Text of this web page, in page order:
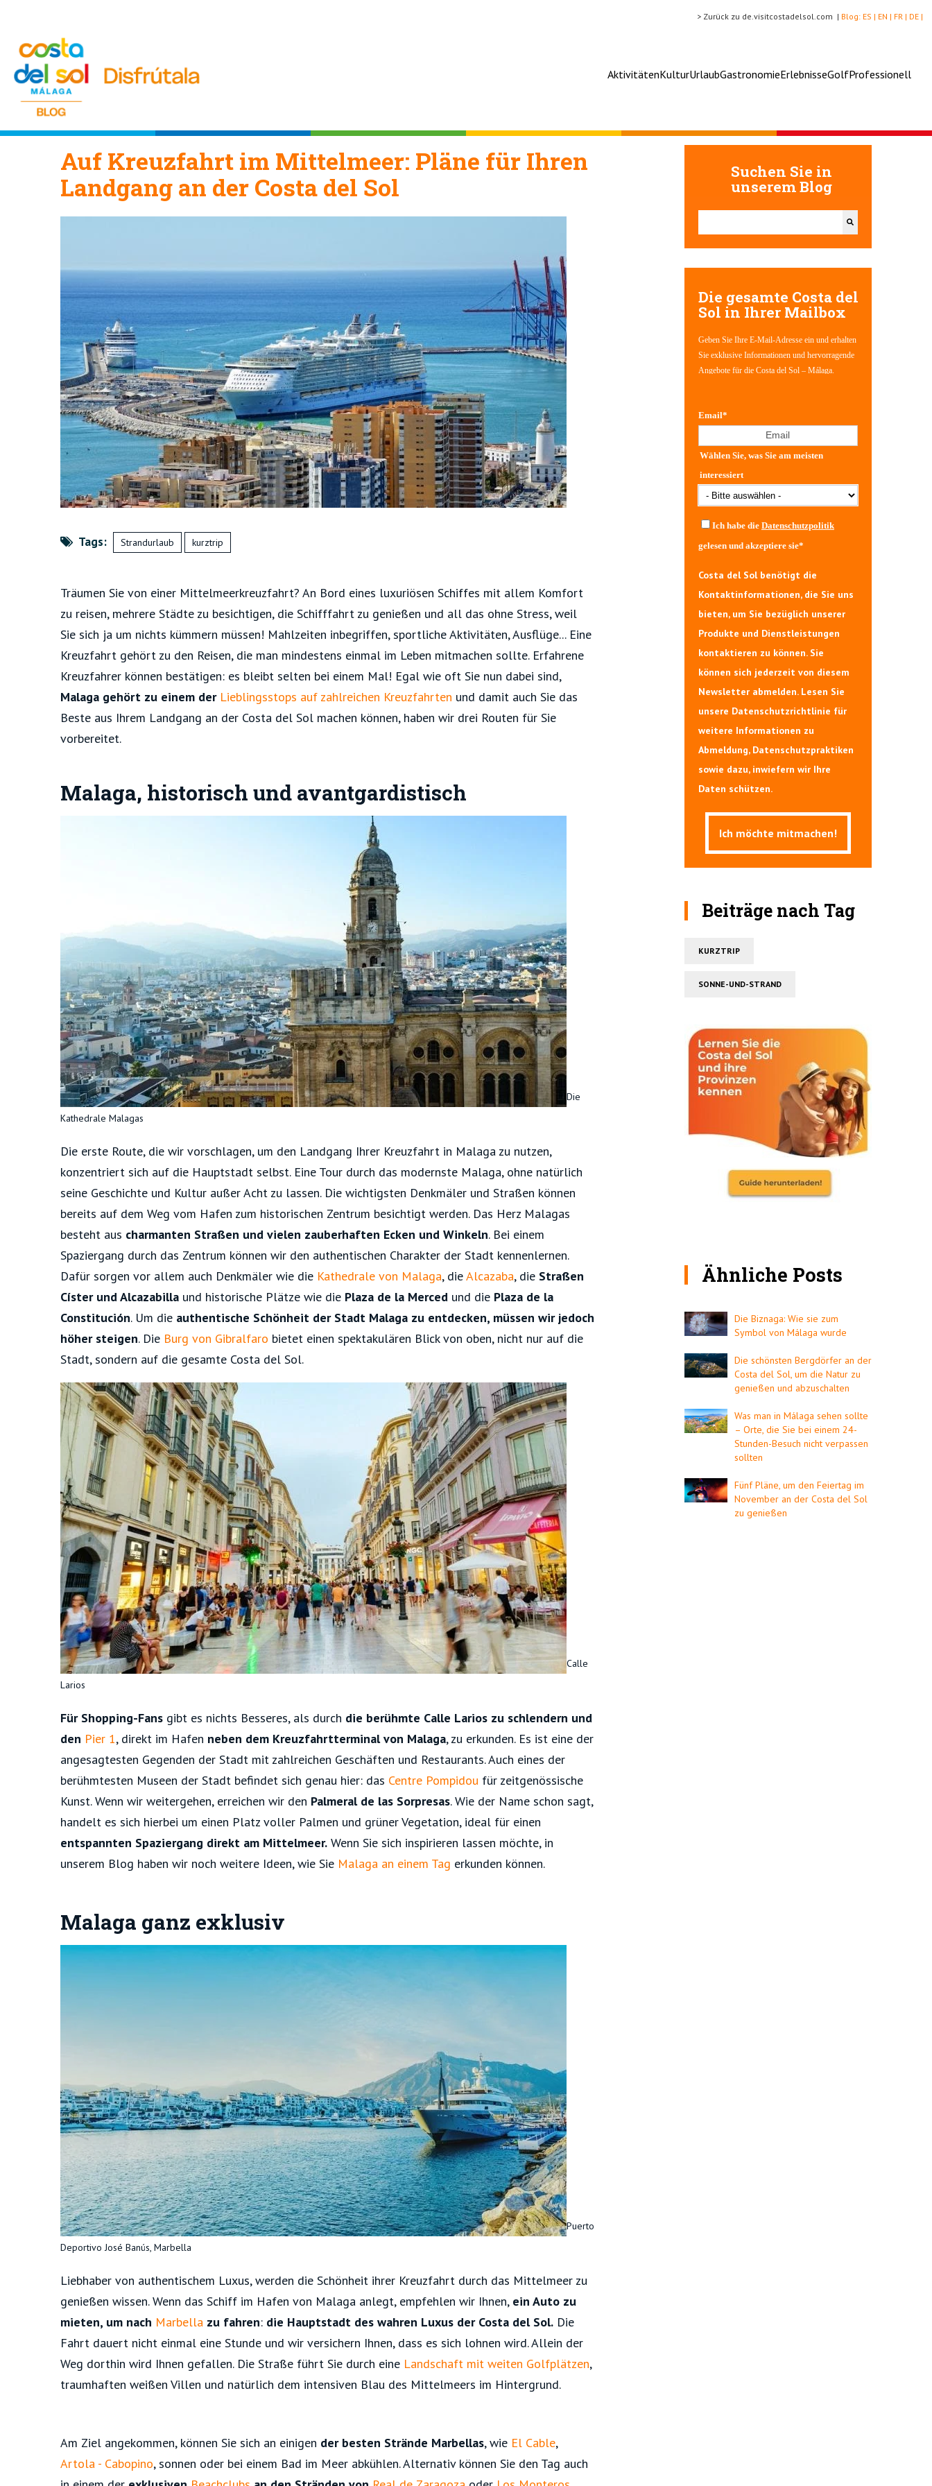
DE |
FR |
EN |
ES |
Blog:
> Zurück zu de.visitcostadelsol.com |
AktivitätenKulturUrlaubGastronomieErlebnisseGolfProfessionell
Auf Kreuzfahrt im Mittelmeer: Pläne für Ihren
Landgang an der Costa del Sol
Tags: Strandurlaub kurztrip
Träumen Sie von einer Mittelmeerkreuzfahrt? An Bord eines luxuriösen Schiffes mit allem Komfort
zu reisen, mehrere Städte zu besichtigen, die Schifffahrt zu genießen und all das ohne Stress, weil
Sie sich ja um nichts kümmern müssen! Mahlzeiten inbegriffen, sportliche Aktivitäten, Ausflüge... Eine
Kreuzfahrt gehört zu den Reisen, die man mindestens einmal im Leben mitmachen sollte. Erfahrene
Kreuzfahrer können bestätigen: es bleibt selten bei einem Mal! Egal wie oft Sie nun dabei sind,
Malaga gehört zu einem der Lieblingsstops auf zahlreichen Kreuzfahrten und damit auch Sie das
Beste aus Ihrem Landgang an der Costa del Sol machen können, haben wir drei Routen für Sie
vorbereitet.
Malaga, historisch und avantgardistisch
Die
Kathedrale Malagas
Die erste Route, die wir vorschlagen, um den Landgang Ihrer Kreuzfahrt in Malaga zu nutzen,
konzentriert sich auf die Hauptstadt selbst. Eine Tour durch das modernste Malaga, ohne natürlich
seine Geschichte und Kultur außer Acht zu lassen. Die wichtigsten Denkmäler und Straßen können
bereits auf dem Weg vom Hafen zum historischen Zentrum besichtigt werden. Das Herz Malagas
besteht aus charmanten Straßen und vielen zauberhaften Ecken und Winkeln. Bei einem
Spaziergang durch das Zentrum können wir den authentischen Charakter der Stadt kennenlernen.
Dafür sorgen vor allem auch Denkmäler wie die Kathedrale von Malaga, dieAlcazaba, die Straßen
Císter und Alcazabilla und historische Plätze wie die Plaza de la Merced und die Plaza de la
Constitución. Um die authentische Schönheit der Stadt Malaga zu entdecken, müssen wir jedoch
höher steigen. Die Burg von Gibralfaro bietet einen spektakulären Blick von oben, nicht nur auf die
Stadt, sondern auf die gesamte Costa del Sol.
Calle
Larios
Für Shopping-Fans gibt es nichts Besseres, als durch die berühmte Calle Larios zu schlendern und
den Pier 1, direkt im Hafen neben dem Kreuzfahrtterminal von Malaga, zu erkunden. Es ist eine der
angesagtesten Gegenden der Stadt mit zahlreichen Geschäften und Restaurants. Auch eines der
berühmtesten Museen der Stadt befindet sich genau hier: das Centre Pompidou für zeitgenössische
Kunst. Wenn wir weitergehen, erreichen wir den Palmeral de las Sorpresas. Wie der Name schon sagt,
handelt es sich hierbei um einen Platz voller Palmen und grüner Vegetation, ideal für einen
entspannten Spaziergang direkt am Mittelmeer. Wenn Sie sich inspirieren lassen möchte, in
unserem Blog haben wir noch weitere Ideen, wie Sie Malaga an einem Tag erkunden können.
Malaga ganz exklusiv
Puerto
Deportivo José Banús, Marbella
Liebhaber von authentischem Luxus, werden die Schönheit ihrer Kreuzfahrt durch das Mittelmeer zu
genießen wissen. Wenn das Schiff im Hafen von Malaga anlegt, empfehlen wir Ihnen, ein Auto zu
mieten, um nach Marbella zu fahren: die Hauptstadt des wahren Luxus der Costa del Sol. Die
Fahrt dauert nicht einmal eine Stunde und wir versichern Ihnen, dass es sich lohnen wird. Allein der
Weg dorthin wird Ihnen gefallen. Die Straße führt Sie durch eine Landschaft mit weiten Golfplätzen,
traumhaften weißen Villen und natürlich dem intensiven Blau des Mittelmeers im Hintergrund.
Am Ziel angekommen, können Sie sich an einigen der besten Strände Marbellas, wie El Cable,
Artola - Cabopino, sonnen oder bei einem Bad im Meer abkühlen. Alternativ können Sie den Tag auch
Suchen Sie in
unserem Blog
Dies ist ein Suchfeld mit einer automatischen
Die gesamte Costa del
Sol in Ihrer Mailbox
Geben Sie Ihre E-Mail-Adresse ein und erhalten
Sie exklusive Informationen und hervorragende
Angebote für die Costa del Sol – Málaga.
Email*
Wählen Sie, was Sie am meisten
interessiert
Ich habe die Datenschutzpolitik
gelesen und akzeptiere sie*
Costa del Sol benötigt die
Kontaktinformationen, die Sie uns
bieten, um Sie bezüglich unserer
Produkte und Dienstleistungen
kontaktieren zu können. Sie
können sich jederzeit von diesem
Newsletter abmelden. Lesen Sie
unsere Datenschutzrichtlinie für
weitere Informationen zu
Abmeldung, Datenschutzpraktiken
sowie dazu, inwiefern wir Ihre
Daten schützen.
Beiträge nach Tag
KURZTRIP
SONNE-UND-STRAND
Ähnliche Posts
Die Biznaga: Wie sie zum
Symbol von Málaga wurde
Die schönsten Bergdörfer an der
Costa del Sol, um die Natur zu
genießen und abzuschalten
Was man in Málaga sehen sollte
– Orte, die Sie bei einem 24-
Stunden-Besuch nicht verpassen
sollten
Fünf Pläne, um den Feiertag im
November an der Costa del Sol
zu genießen